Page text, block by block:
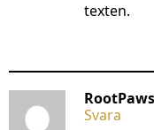
texten.
RootPaws
Svara